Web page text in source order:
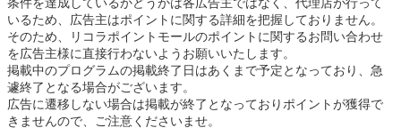
いるため、広告主はポイントに関する詳細を把握しておりません。
そのため、リコラポイントモールのポイントに関するお問い合わせ
を広告主様に直接行わないようお願いいたします。
掲載中のプログラムの掲載終了日はあくまで予定となっており、急
遽終了となる場合がございます。
広告に遷移しない場合は掲載が終了となっておりポイントが獲得で
きませんので、ご注意くださいませ。